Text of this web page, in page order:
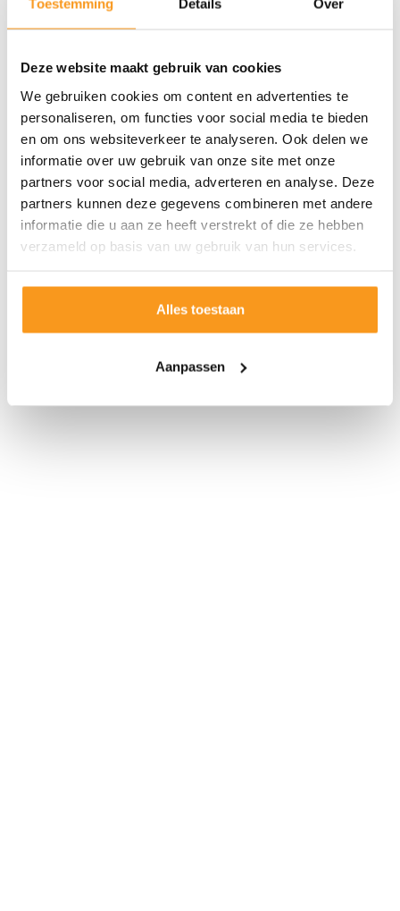
Toestemming Details Over
Deze website maakt gebruik van cookies
We gebruiken cookies om content en advertenties te
personaliseren, om functies voor social media te bieden
en om ons websiteverkeer te analyseren. Ook delen we
informatie over uw gebruik van onze site met onze
partners voor social media, adverteren en analyse. Deze
partners kunnen deze gegevens combineren met andere
informatie die u aan ze heeft verstrekt of die ze hebben
verzameld op basis van uw gebruik van hun services.
Alles toestaan
Aanpassen